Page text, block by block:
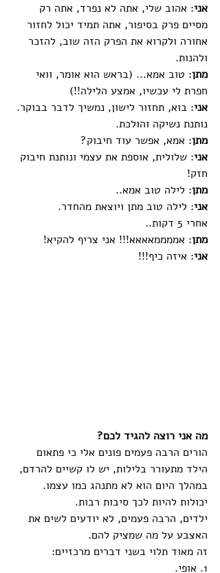
אני: אהוב שלי, אתה לא נפרד, אתה רק
מסיים פרק בסיפור, אתה תמיד יכול לחזור
אחורה ולקרוא את הפרק הזה שוב, להזכר
ולהנות.
מתן: טוב אמא... (בראש הוא אומר, וואי
חפרת לי עכשיו, אמצע הלילה!!)
אני: בוא, תחזור לישון, נמשיך לדבר בבוקר.
נותנת נשיקה והולכת.
מתן: אמא, אפשר עוד חיבוק?
אני: שלולית, אוספת את עצמי ונותנת חיבוק
חזק!
מתן: לילה טוב אמא..
אני: לילה טוב מתן ויוצאת מהחדר.
אחרי 5 דקות..
מתן: אממממאאאא!!! אני צריף להקיא!
אני: איזה כיף!!!
מה אני רוצה להגיד לכם?
הורים הרבה פעמים פונים אלי כי פתאום
הילד מתעורר בלילות, יש לו קשיים להרדם,
במהלך היום הוא לא מתנהג כמו עצמו.
יכולות להיות לכך סיבות רבות.
ילדים, הרבה פעמים, לא יודעים לשים את
האצבע על מה שמציק להם.
זה מאוד תלוי בשני דברים מרכזיים:
1. אופי.